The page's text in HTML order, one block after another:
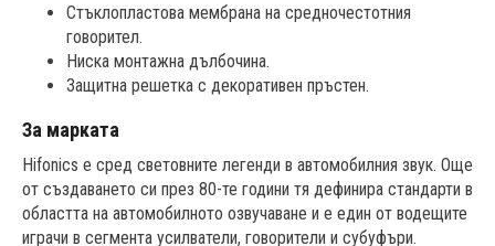
Стъклопластова мембрана на средночестотния
говорител.
Ниска монтажна дълбочина.
Защитна решетка с декоративен пръстен.
За марката
Hifonics е сред световните легенди в автомобилния звук. Още
от създаването си през 80-те години тя дефинира стандарти в
областта на автомобилното озвучаване и е един от водещите
играчи в сегмента усилватели, говорители и субуфъри.